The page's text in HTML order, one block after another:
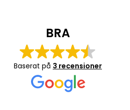
BRA
Baserat på 3 recensioner